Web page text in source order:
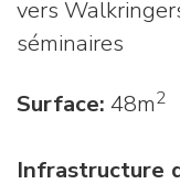
vers
séminaires
Surface: 48m2
Infrastructure